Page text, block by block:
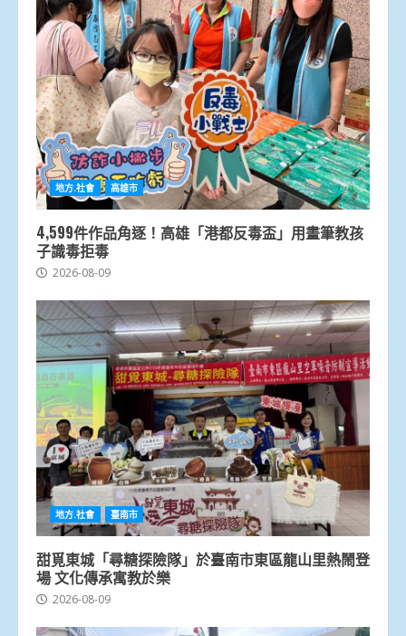
地方.社會 高雄市
4,599件作品角逐！高雄「港都反毒盃」用畫筆教孩
子識毒拒毒
2026-08-09
地方.社會 臺南市
甜覓東城「尋糖探險隊」於臺南市東區龍山里熱鬧登
場 文化傳承寓教於樂
2026-08-09